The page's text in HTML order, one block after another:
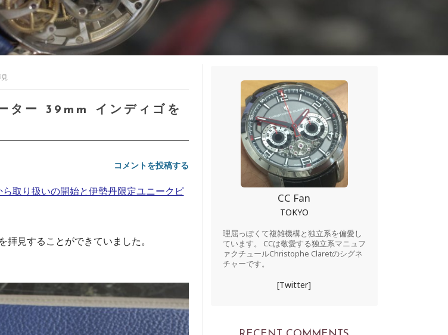
ター 39mm インディゴを
コメントを投稿する
取り扱いの開始と伊勢丹限定ユニークピ
見することができていました。
CC Fan
TOKYO
理屈っぽくて複雑機構と独立系を偏愛し
ています。 CCは敬愛する独立系マニュフ
ァクチュールChristophe Claretのシグネ
チャーです。
[Twitter]